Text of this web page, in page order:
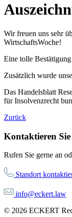
Wir freuen uns sehr
WirtschaftsWoche!
Eine tolle
Zusätzlich wurde
Das Handelsblatt
für Insolvenzrecht
Zurück
Kontaktieren Sie
Rufen Sie gerne an
Standort
info@eckert.law
© 2026 ECKERT